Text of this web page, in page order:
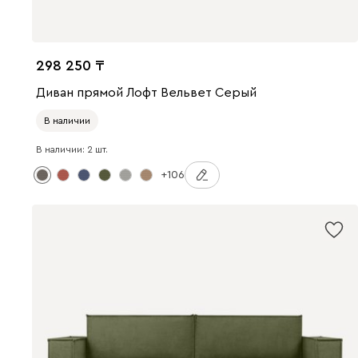
298 250
Диван прямой Лофт Вельвет Серый
В наличии
В наличии: 2 шт.
+106